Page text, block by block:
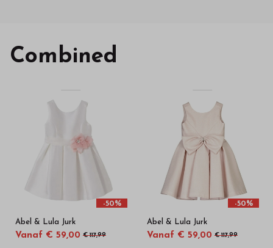
Combined
-50%
Abel & Lula Jurk
Vanaf € 59,00 € 117,99
-50%
Abel & Lula Jurk
Vanaf € 59,00 € 117,99